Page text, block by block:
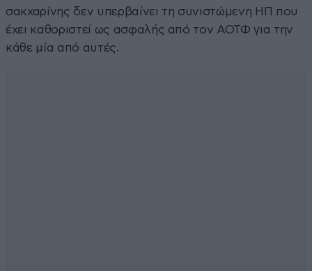
σακχαρίνης δεν υπερβαίνει τη συνιστώμενη ΗΠ που
έχει καθοριστεί ως ασφαλής από τον ΑΟΤΦ για την
κάθε μία από αυτές.